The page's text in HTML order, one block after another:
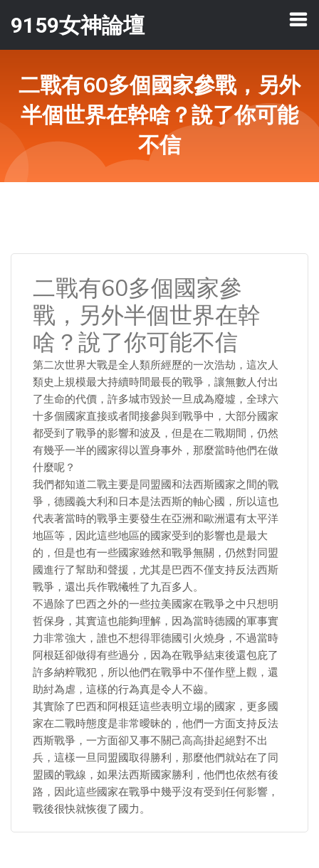
9159女神論壇
二戰有60多個國家參戰，另外
半個世界在幹啥？說了你可能
不信
二戰有60多個國家參
戰，另外半個世界在幹
啥？說了你可能不信
第二次世界大戰是全人類所經歷的一次浩劫，這次人
類史上規模最大持續時間最長的戰爭，讓無數人付出
了生命的代價，許多城市毀於一旦成為廢墟，全球六
十多個國家直接或者間接參與到戰爭中，大部分國家
都受到了戰爭的影響和波及，但是在二戰期間，仍然
有幾乎一半的國家得以置身事外，那麼當時他們在做
什麼呢？
我們都知道二戰主要是同盟國和法西斯國家之間的戰
爭，德國義大利和日本是法西斯的軸心國，所以這也
代表著當時的戰爭主要發生在亞洲和歐洲還有太平洋
地區等，因此這些地區的國家受到的影響也是最大
的，但是也有一些國家雖然和戰爭無關，仍然對同盟
國進行了幫助和聲援，尤其是巴西不僅支持反法西斯
戰爭，還出兵作戰犧牲了九百多人。
不過除了巴西之外的一些拉美國家在戰爭之中只想明
哲保身，其實這也能夠理解，因為當時德國的軍事實
力非常強大，誰也不想得罪德國引火燒身，不過當時
阿根廷卻做得有些過分，因為在戰爭結束後還包庇了
許多納粹戰犯，所以他們在戰爭中不僅作壁上觀，還
助紂為虐，這樣的行為真是令人不齒。
其實除了巴西和阿根廷這些表明立場的國家，更多國
家在二戰時態度是非常曖昧的，他們一方面支持反法
西斯戰爭，一方面卻又事不關己高高掛起絕對不出
兵，這樣一旦同盟國取得勝利，那麼他們就站在了同
盟國的戰線，如果法西斯國家勝利，他們也依然有後
路，因此這些國家在戰爭中幾乎沒有受到任何影響，
戰後很快就恢復了國力。